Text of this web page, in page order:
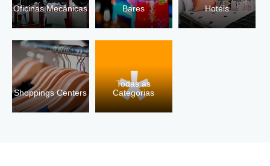
Oficinas Mecânicas Bares Hotéis
Shoppings Centers
Todas as
Categorias